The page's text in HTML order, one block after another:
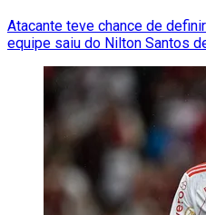
Atacante teve chance de
equipe saiu do Nilton Santos